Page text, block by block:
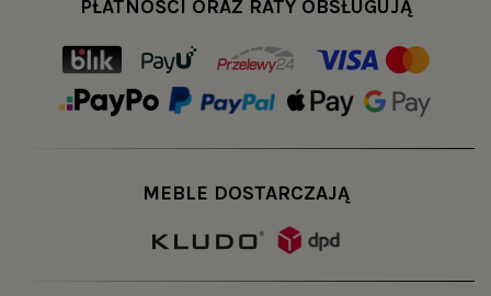
PŁATNOŚCI ORAZ RATY OBSŁUGUJĄ
MEBLE DOSTARCZAJĄ